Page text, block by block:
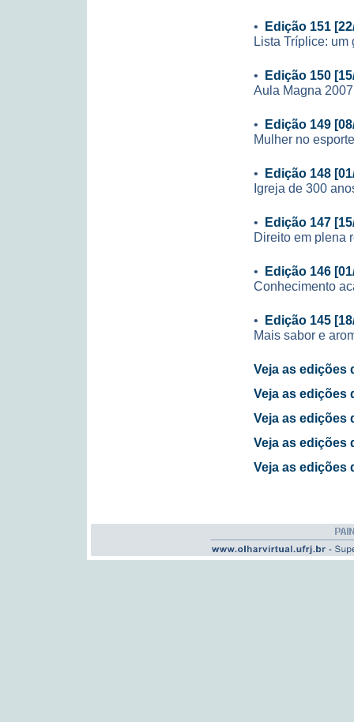
• Edição 151
Lista Tríplice:
• Edição 150
Aula Magna 2007
• Edição 149
Mulher no
• Edição 148
Igreja de 300
• Edição 147
Direito em plena
• Edição 146
Conhecimento
• Edição 145
Mais sabor e
Veja as edições
Veja as edições
Veja as edições
Veja as edições
Veja as edições